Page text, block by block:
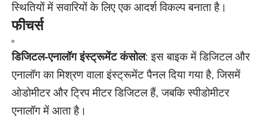
स्थितियों में सवारियों के लिए एक आदर्श विकल्प बनाता है।
फीचर्स
डिजिटल-एनालॉग इंस्ट्रूमेंट कंसोल: इस बाइक में डिजिटल और
एनालॉग का मिश्रण वाला इंस्ट्रूमेंट पैनल दिया गया है, जिसमें
ओडोमीटर और ट्रिप मीटर डिजिटल हैं, जबकि स्पीडोमीटर
एनालॉग में आता है।